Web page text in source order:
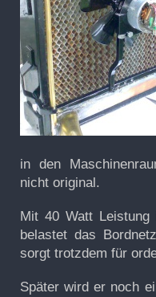
in den
nicht original.
Mit 40 Watt
belastet das
sorgt trotzdem für
Später wird er noch